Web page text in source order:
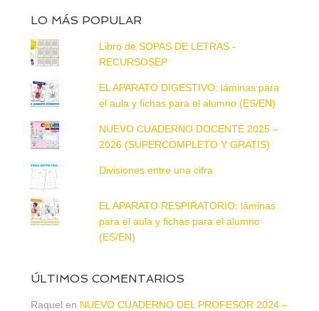
LO MÁS POPULAR
Libro de SOPAS DE LETRAS -
RECURSOSEP
EL APARATO DIGESTIVO: láminas para
el aula y fichas para el alumno (ES/EN)
NUEVO CUADERNO DOCENTE 2025 –
2026 (SUPERCOMPLETO Y GRATIS)
Divisiones entre una cifra
EL APARATO RESPIRATORIO: láminas
para el aula y fichas para el alumno
(ES/EN)
ÚLTIMOS COMENTARIOS
Raquel en NUEVO CUADERNO DEL PROFESOR 2024 –